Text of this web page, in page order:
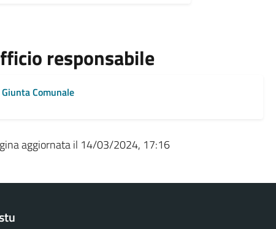
responsabile
Giunta Comunale
aggiornata il 14/03/2024, 17:16